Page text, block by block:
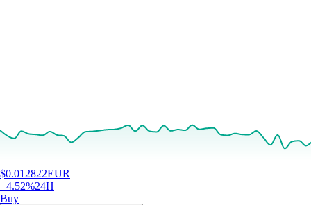
$0.012822EUR
+4.52%24H
Buy